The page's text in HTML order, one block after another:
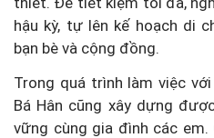
hậu kỳ, tự lên kế hoạch di
bạn bè và cộng đồng.
Trong quá trình làm việc
Bá Hân cũng xây dựng
vững cùng gia đình các